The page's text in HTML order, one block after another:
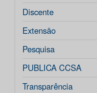
Discente
Extensão
Pesquisa
PUBLICA CCSA
Transparência